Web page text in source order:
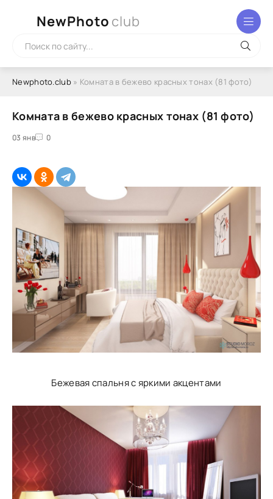
NewPhoto club
Newphoto.club» Комната в бежево красных тонах (81 фото)
Комната в бежево красных тонах (81 фото)
03 янв 0
Бежевая спальня с яркими акцентами